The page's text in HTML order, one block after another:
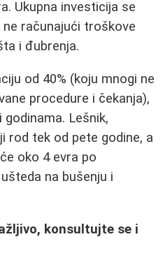
Ukupna investicija se
ne računajući troškove
i đubrenja.
od 40% (koju mnogi ne
procedure i čekanja),
Lešnik,
rod tek od pete godine, a
oko 4 evra po
na bušenju i
konsultujte se i